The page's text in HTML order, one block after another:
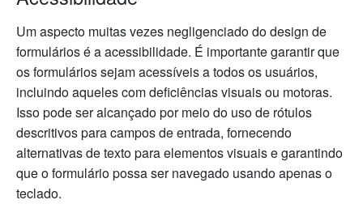
Um aspecto muitas vezes negligenciado do design de
formulários é a acessibilidade. É importante garantir que
os formulários sejam acessíveis a todos os usuários,
incluindo aqueles com deficiências visuais ou motoras.
Isso pode ser alcançado por meio do uso de rótulos
descritivos para campos de entrada, fornecendo
alternativas de texto para elementos visuais e garantindo
que o formulário possa ser navegado usando apenas o
teclado.